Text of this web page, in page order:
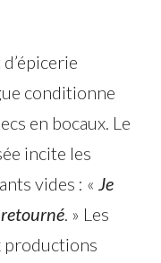
conditionne
en bocaux. Le
incite les
vides : « Je
. » Les
productions